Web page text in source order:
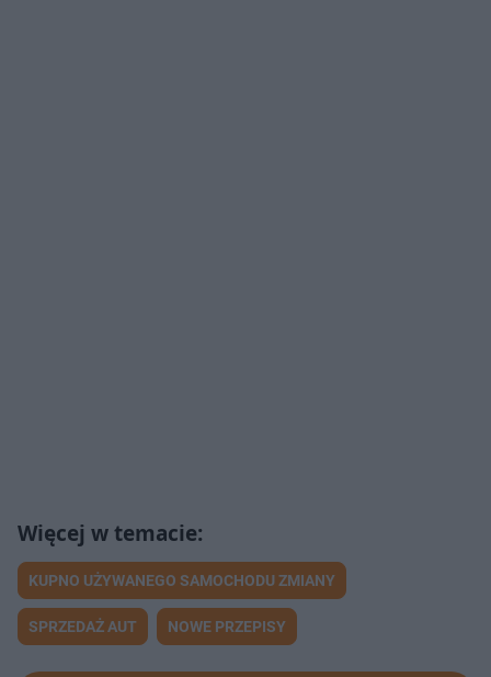
KUPNO UŻYWANEGO SAMOCHODU ZMIANY
SPRZEDAŻ AUT NOWE PRZEPISY